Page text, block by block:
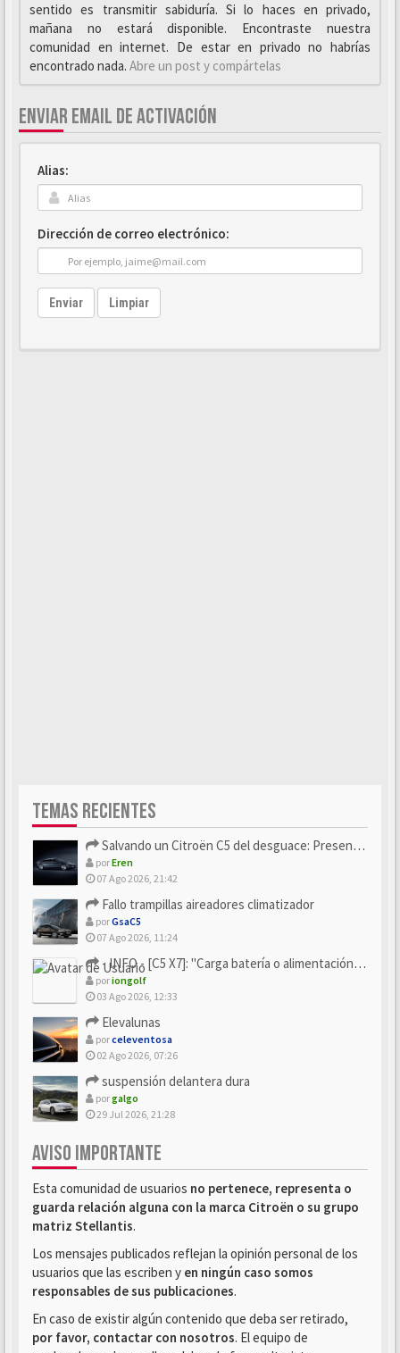
sentido es transmitir sabiduría. Si lo haces en privado,
mañana no estará disponible. Encontraste nuestra
comunidad en internet. De estar en privado no habrías
encontrado nada. Abre un post y compártelas
ENVIAR EMAIL DE ACTIVACIÓN
Alias:
Dirección de correo electrónico:
Enviar Limpiar
TEMAS RECIENTES
Salvando un Citroën C5 del desguace: Presentación y seguimiento
porEren
07 Ago 2026, 21:42
Fallo trampillas aireadores climatizador
porGsaC5
07 Ago 2026, 11:24
- INFO - [C5 X7]: "Carga batería o alimentación eléctri...
poriongolf
03 Ago 2026, 12:33
Elevalunas
porceleventosa
02 Ago 2026, 07:26
suspensión delantera dura
porgalgo
29 Jul 2026, 21:28
AVISO IMPORTANTE
Esta comunidad de usuarios no pertenece, representa o
guarda relación alguna con la marca Citroën o su grupo
matriz Stellantis.
Los mensajes publicados reflejan la opinión personal de los
usuarios que las escriben y en ningún caso somos
responsables de sus publicaciones.
En caso de existir algún contenido que deba ser retirado,
por favor, contactar con nosotros. El equipo de